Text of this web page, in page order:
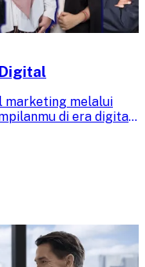
marketing melalui
di era digital